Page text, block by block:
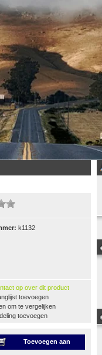
k1132
op over dit product
toevoegen
om te vergelijken
toevoegen
Toevoegen aan